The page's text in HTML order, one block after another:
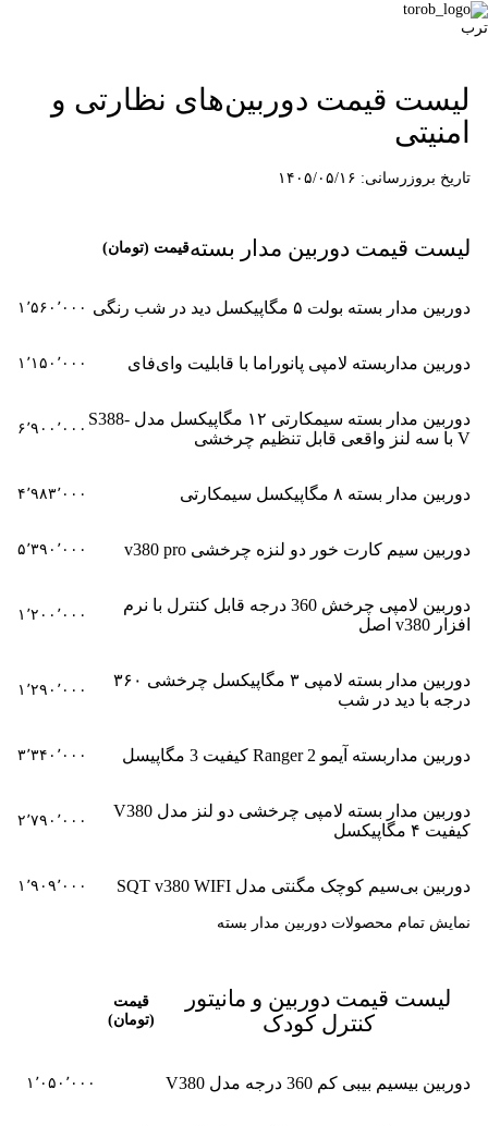
ترب
لیست قیمت دوربین‌های نظارتی و
امنیتی
تاریخ بروزرسانی: ۱۴۰۵/۰۵/۱۶
لیست قیمت دوربین مدار بستهقیمت (تومان)
دوربین مدار بسته بولت ۵ مگاپیکسل دید در شب رنگی ۱٬۵۶۰٬۰۰۰
دوربین مداربسته لامپی پانوراما با قابلیت وای‌فای ۱٬۱۵۰٬۰۰۰
دوربین مدار بسته سیمکارتی ۱۲ مگاپیکسل مدل S388-
V با سه لنز واقعی قابل تنظیم چرخشی
۶٬۹۰۰٬۰۰۰
دوربین مدار بسته ۸ مگاپیکسل سیمکارتی ۴٬۹۸۳٬۰۰۰
دوربین سیم کارت خور دو لنزه چرخشی v380 pro ۵٬۳۹۰٬۰۰۰
دوربین لامپی چرخش 360 درجه قابل کنترل با نرم
افزار v380 اصل
۱٬۲۰۰٬۰۰۰
دوربین مدار بسته لامپی ۳ مگاپیکسل چرخشی ۳۶۰
درجه با دید در شب
۱٬۲۹۰٬۰۰۰
دوربین مداربسته آیمو Ranger 2 کیفیت 3 مگاپیسل ۳٬۳۴۰٬۰۰۰
دوربین مدار بسته لامپی چرخشی دو لنز مدل V380
کیفیت ۴ مگاپیکسل
۲٬۷۹۰٬۰۰۰
دوربین بی‌سیم کوچک مگنتی مدل SQT v380 WIFI ۱٬۹۰۹٬۰۰۰
نمایش تمام محصولات دوربین مدار بسته
لیست قیمت دوربین و مانیتور
کنترل کودک
قیمت
(تومان)
دوربین بیسیم بیبی کم 360 درجه مدل V380 ۱٬۰۵۰٬۰۰۰